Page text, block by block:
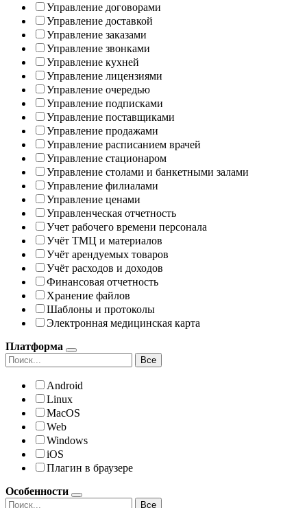
Управление договорами
Управление доставкой
Управление заказами
Управление звонками
Управление кухней
Управление лицензиями
Управление очередью
Управление подписками
Управление поставщиками
Управление продажами
Управление расписанием врачей
Управление стационаром
Управление столами и банкетными залами
Управление филиалами
Управление ценами
Управленческая отчетность
Учет рабочего времени персонала
Учёт ТМЦ и материалов
Учёт арендуемых товаров
Учёт расходов и доходов
Финансовая отчетность
Хранение файлов
Шаблоны и протоколы
Электронная медицинская карта
Платформа
Все
Android
Linux
MacOS
Web
Windows
iOS
Плагин в браузере
Особенности
Все